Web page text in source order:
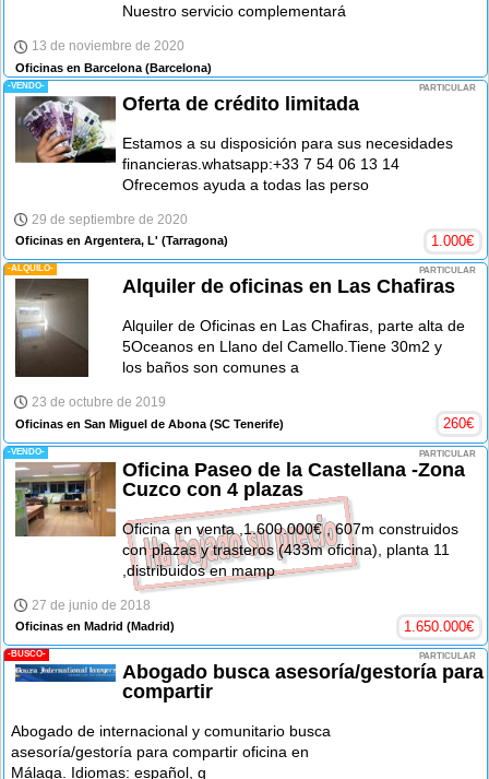
Nuestro servicio complementará
13 de noviembre de 2020
Oficinas en Barcelona (Barcelona)
-VENDO- PARTICULAR
Oferta de crédito limitada
Estamos a su disposición para sus necesidades
financieras.whatsapp:+33 7 54 06 13 14
Ofrecemos ayuda a todas las perso
29 de septiembre de 2020
Oficinas en Argentera, L' (Tarragona) 1.000€
-ALQUILO- PARTICULAR
Alquiler de oficinas en Las Chafiras
Alquiler de Oficinas en Las Chafiras, parte alta de
5Oceanos en Llano del Camello.Tiene 30m2 y
los baños son comunes a
23 de octubre de 2019
Oficinas en San Miguel de Abona (SC Tenerife) 260€
-VENDO- PARTICULAR
Oficina Paseo de la Castellana -Zona
Cuzco con 4 plazas
Oficina en venta ,1.600.000€ , 607m construidos
con plazas y trasteros (433m oficina), planta 11
,distribuidos en mamp
27 de junio de 2018
Oficinas en Madrid (Madrid) 1.650.000€
-BUSCO- PARTICULAR
Abogado busca asesoría/gestoría para
compartir
Abogado de internacional y comunitario busca
asesoría/gestoría para compartir oficina en
Málaga. Idiomas: español, g